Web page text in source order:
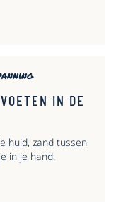
IN DE
huid, zand tussen
in je hand.